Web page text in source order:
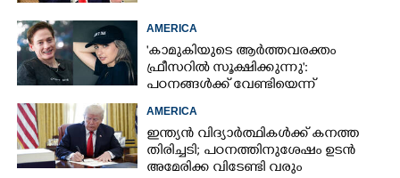
AMERICA
'കാമുകിയുടെ ആർത്തവരക്തം
ഫ്രീസറിൽ സൂക്ഷിക്കുന്നു':
പഠനങ്ങൾക്ക് വേണ്ടിയെന്ന്
ജോൺസന്റെ പോസ്റ്റ്
AMERICA
ഇന്ത്യൻ വിദ്യാർത്ഥികൾക്ക് കനത്ത
തിരിച്ചടി; പഠനത്തിനുശേഷം ഉടൻ
അമേരിക്ക വിടേണ്ടി വരും